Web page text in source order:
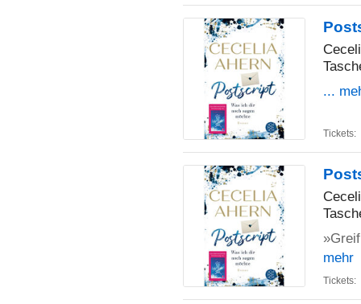
...
Tickets:
mehr
Tickets: